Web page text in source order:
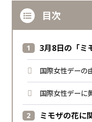
目次
3月8日の「ミ
国際女性デーの
国際女性デーに
ミモザの花に